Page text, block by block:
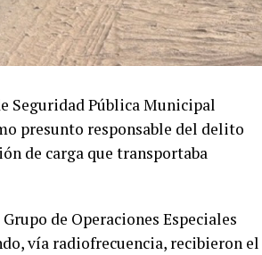
Seguridad Pública Municipal
presunto responsable del delito
de carga que transportaba
de Operaciones Especiales
vía radiofrecuencia, recibieron el